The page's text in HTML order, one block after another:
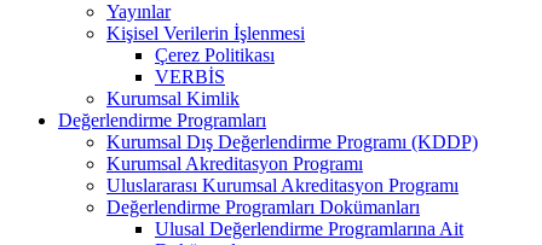
Yayınlar
Kişisel Verilerin İşlenmesi
Çerez Politikası
VERBİS
Kurumsal Kimlik
Değerlendirme Programları
Kurumsal Dış Değerlendirme Programı (KDDP)
Kurumsal Akreditasyon Programı
Uluslararası Kurumsal Akreditasyon Programı
Değerlendirme Programları Dokümanları
Ulusal Değerlendirme Programlarına Ait